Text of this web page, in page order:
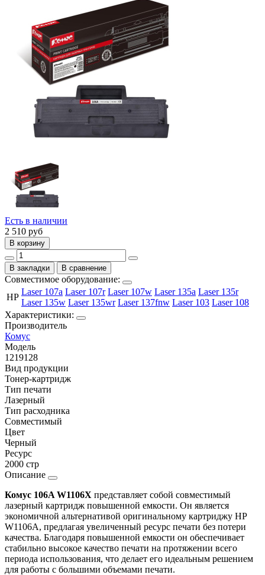
Есть в наличии
2 510 руб
В корзину
В закладки В сравнение
Совместимое оборудование:
HP
Laser 107a Laser 107r Laser 107w Laser 135a Laser 135r
Laser 135w Laser 135wr Laser 137fnw Laser 103 Laser 108
Характеристики:
Производитель
Комус
Модель
1219128
Вид продукции
Тонер-картридж
Тип печати
Лазерный
Тип расходника
Совместимый
Цвет
Черный
Ресурс
2000 стр
Описание
Комус 106A W1106X представляет собой совместимый
лазерный картридж повышенной емкости. Он является
экономичной альтернативой оригинальному картриджу HP
W1106A, предлагая увеличенный ресурс печати без потери
качества. Благодаря повышенной емкости он обеспечивает
стабильно высокое качество печати на протяжении всего
периода использования, что делает его идеальным решением
для работы с большими объемами печати.